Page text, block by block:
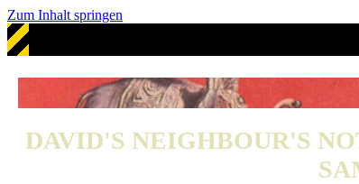
Zum Inhalt springen
DAVID'S NEIGHBOUR'S